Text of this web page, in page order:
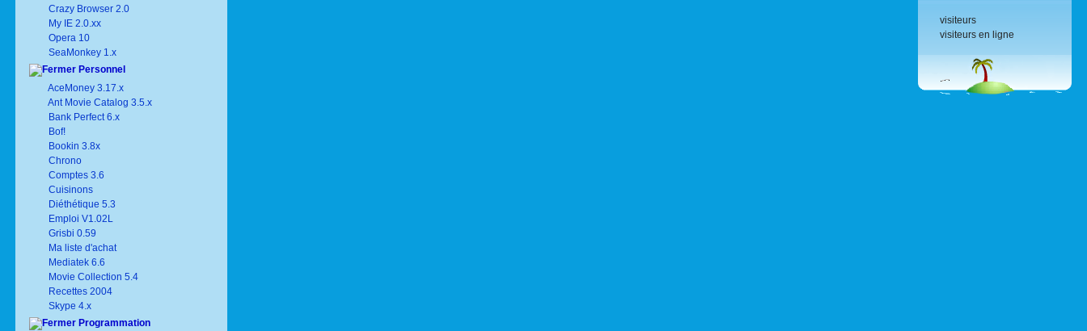
Crazy Browser 2.0
My IE 2.0.xx
Opera 10
SeaMonkey 1.x
Personnel
AceMoney 3.17.x
Ant Movie Catalog 3.5.x
Bank Perfect 6.x
Bof!
Bookin 3.8x
Chrono
Comptes 3.6
Cuisinons
Diéthétique 5.3
Emploi V1.02L
Grisbi 0.59
Ma liste d'achat
Mediatek 6.6
Movie Collection 5.4
Recettes 2004
Skype 4.x
Programmation
visiteurs
visiteurs en ligne